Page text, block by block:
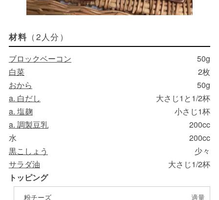
材料 （2人分）
ブロックベーコン
50g
白菜
2枚
おから
50g
a. 白だし
大さじ1と1/2杯
a. 塩麹
小さじ1杯
a. 調製豆乳
200cc
水
200cc
黒こしょう
少々
サラダ油
大さじ1/2杯
トッピング
粉チーズ 適量